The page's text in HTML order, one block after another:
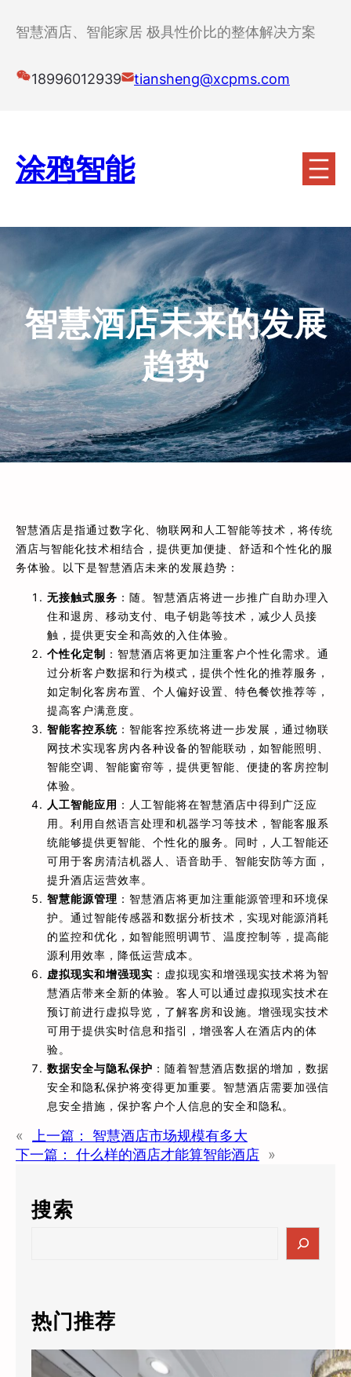
智慧酒店、智能家居 极具性价比的整体解决方案
18996012939 tiansheng@xcpms.com
涂鸦智能
智慧酒店未来的发展
趋势
智慧酒店是指通过数字化、物联网和人工智能等技术，将传统
酒店与智能化技术相结合，提供更加便捷、舒适和个性化的服
务体验。以下是智慧酒店未来的发展趋势：
无接触式服务 ：随。智慧酒店将进一步推广自助办理入
住和退房、移动支付、电子钥匙等技术，减少人员接
触，提供更安全和高效的入住体验。
个性化定制 ：智慧酒店将更加注重客户个性化需求。通
过分析客户数据和行为模式，提供个性化的推荐服务，
如定制化客房布置、个人偏好设置、特色餐饮推荐等，
提高客户满意度。
智能客控系统 ：智能客控系统将进一步发展，通过物联
网技术实现客房内各种设备的智能联动，如智能照明、
智能空调、智能窗帘等，提供更智能、便捷的客房控制
体验。
人工智能应用 ：人工智能将在智慧酒店中得到广泛应
用。利用自然语言处理和机器学习等技术，智能客服系
统能够提供更智能、个性化的服务。同时，人工智能还
可用于客房清洁机器人、语音助手、智能安防等方面，
提升酒店运营效率。
智慧能源管理 ：智慧酒店将更加注重能源管理和环境保
护。通过智能传感器和数据分析技术，实现对能源消耗
的监控和优化，如智能照明调节、温度控制等，提高能
源利用效率，降低运营成本。
虚拟现实和增强现实 ：虚拟现实和增强现实技术将为智
慧酒店带来全新的体验。客人可以通过虚拟现实技术在
预订前进行虚拟导览，了解客房和设施。增强现实技术
可用于提供实时信息和指引，增强客人在酒店内的体
验。
数据安全与隐私保护 ：随着智慧酒店数据的增加，数据
安全和隐私保护将变得更加重要。智慧酒店需要加强信
息安全措施，保护客户个人信息的安全和隐私。
« 上一篇：
智慧酒店市场规模有多大
下一篇：
什么样的酒店才能算智能酒店 »
搜索
c
h
热门推荐